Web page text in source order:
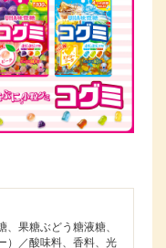
果糖ぶどう糖液糖、
）／酸味料、香料、光